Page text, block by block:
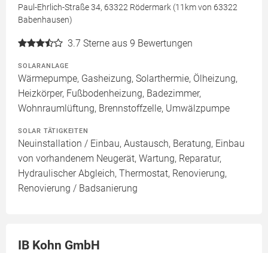
Paul-Ehrlich-Straße 34, 63322 Rödermark (11km von 63322
Babenhausen)
3.7 Sterne aus 9 Bewertungen
SOLARANLAGE
Wärmepumpe, Gasheizung, Solarthermie, Ölheizung,
Heizkörper, Fußbodenheizung, Badezimmer,
Wohnraumlüftung, Brennstoffzelle, Umwälzpumpe
SOLAR TÄTIGKEITEN
Neuinstallation / Einbau, Austausch, Beratung, Einbau
von vorhandenem Neugerät, Wartung, Reparatur,
Hydraulischer Abgleich, Thermostat, Renovierung,
Renovierung / Badsanierung
IB Kohn GmbH